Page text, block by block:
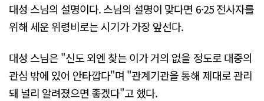
대성 스님의 설명이다. 스님의 설명이 맞다면 6·25 전사자를
위해 세운 위령비로는 시기가 가장 앞선다.
대성 스님은 "신도 외엔 찾는 이가 거의 없을 정도로 대중의
관심 밖에 있어 안타깝다"며 "관계기관을 통해 제대로 관리
돼 널리 알려졌으면 좋겠다"고 했다.